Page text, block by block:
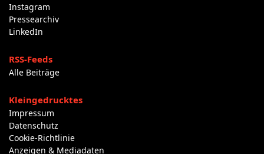
Instagram
Pressearchiv
LinkedIn
RSS-Feeds
Alle Beiträge
Kleingedrucktes
Impressum
Datenschutz
Cookie-Richtlinie
Anzeigen & Mediadaten